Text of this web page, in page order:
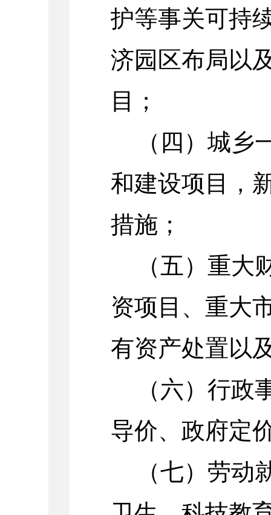
护等事关可持
济园区布局以
目；
（四）城
和建设项目，
措施；
（五）重
资项目、重大
有资产处置以
（六）行
导价、政府定
（七）劳